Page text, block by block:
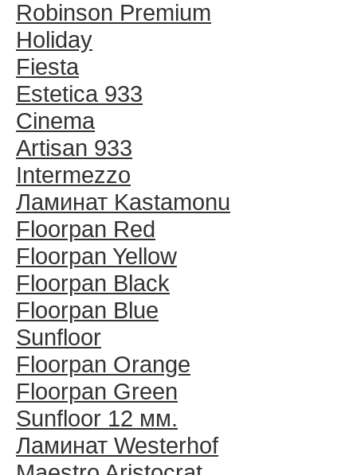
Robinson Premium
Holiday
Fiesta
Estetica 933
Cinema
Artisan 933
Intermezzo
Ламинат Kastamonu
Floorpan Red
Floorpan Yellow
Floorpan Black
Floorpan Blue
Sunfloor
Floorpan Orange
Floorpan Green
Sunfloor 12 мм.
Ламинат Westerhof